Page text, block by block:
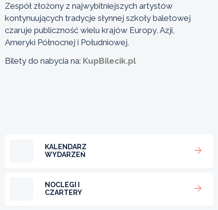
Zespół złożony z najwybitniejszych artystów
kontynuujących tradycje słynnej szkoły baletowej
czaruje publiczność wielu krajów Europy, Azji,
Ameryki Północnej i Południowej.
Bilety do nabycia na: KupBilecik.pl
KALENDARZ
WYDARZEŃ
NOCLEGI I
CZARTERY